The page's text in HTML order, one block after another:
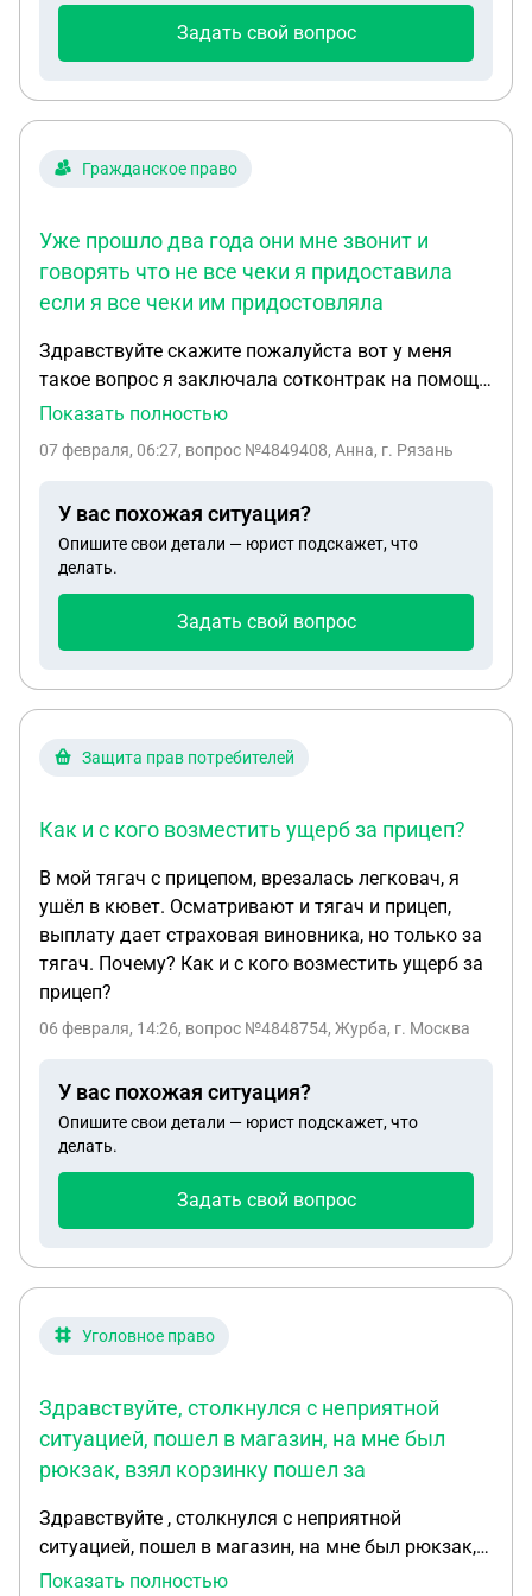
Задать свой вопрос
Гражданское право
Уже прошло два года они мне звонит и
говорять что не все чеки я придоставила
если я все чеки им придостовляла
Здравствуйте скажите пожалуйста вот у меня
такое вопрос я заключала сотконтрак на помощь
строительных материалов . Уже прошло два года
придоставила если я все чеки им придостовляла
а где я вом возьму я только могу придоставить в
электронном виде вам. И ее я им говорила а где
Показать полностью
07 февраля, 06:27, вопрос №4849408, Анна, г. Рязань
У вас похожая ситуация?
Опишите свои детали — юрист подскажет, что
делать.
Задать свой вопрос
Защита прав потребителей
Как и с кого возместить ущерб за прицеп?
В мой тягач с прицепом, врезалась легковач, я
ушёл в кювет. Осматривают и тягач и прицеп,
выплату дает страховая виновника, но только за
тягач. Почему? Как и с кого возместить ущерб за
прицеп?
06 февраля, 14:26, вопрос №4848754, Журба, г. Москва
У вас похожая ситуация?
Опишите свои детали — юрист подскажет, что
делать.
Задать свой вопрос
Уголовное право
Здравствуйте, столкнулся с неприятной
ситуацией, пошел в магазин, на мне был
рюкзак, взял корзинку пошел за
Здравствуйте , столкнулся с неприятной
ситуацией, пошел в магазин, на мне был рюкзак,
взял корзинку пошел за товаром, прилавки были
Показать полностью